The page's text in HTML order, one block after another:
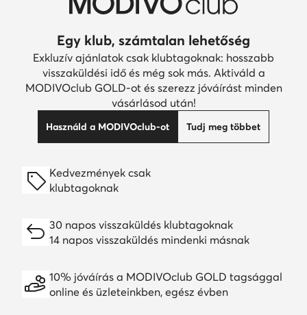
Egy klub, számtalan lehetőség
Exkluzív ajánlatok csak klubtagoknak: hosszabb
visszaküldési idő és még sok más. Aktiváld a
MODIVOclub GOLD-ot és szerezz jóváírást minden
vásárlásod után!
Használd a MODIVOclub-ot Tudj meg többet
Kedvezmények csak
klubtagoknak
30 napos visszaküldés klubtagoknak
14 napos visszaküldés mindenki másnak
10% jóváírás a MODIVOclub GOLD tagsággal
online és üzleteinkben, egész évben